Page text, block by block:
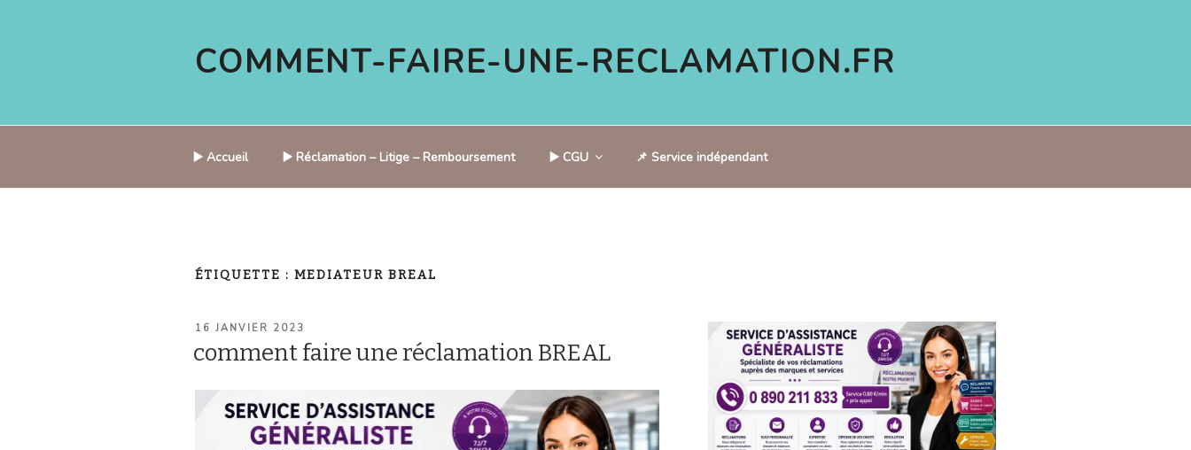
COMMENT-FAIRE-UNE-RECLAMATION.FR
▶️ Accueil ▶️ Réclamation – Litige – Remboursement ▶️ CGU 📌 Service indépendant
ÉTIQUETTE : MEDIATEUR BREAL
PUBLIÉ
16 JANVIER 2023
comment faire une réclamation BREAL